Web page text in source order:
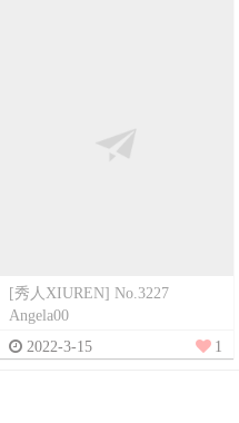
[秀人XIUREN] No.3227
Angela00
2022-3-15
1